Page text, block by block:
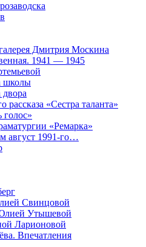
Дмитрия Москина
1941 — 1945
школы
двора
рассказа «Сестра таланта»
голос»
«Ремарка»
август 1991-го…
Свинцовой
Утышевой
Ларионовой
Впечатления